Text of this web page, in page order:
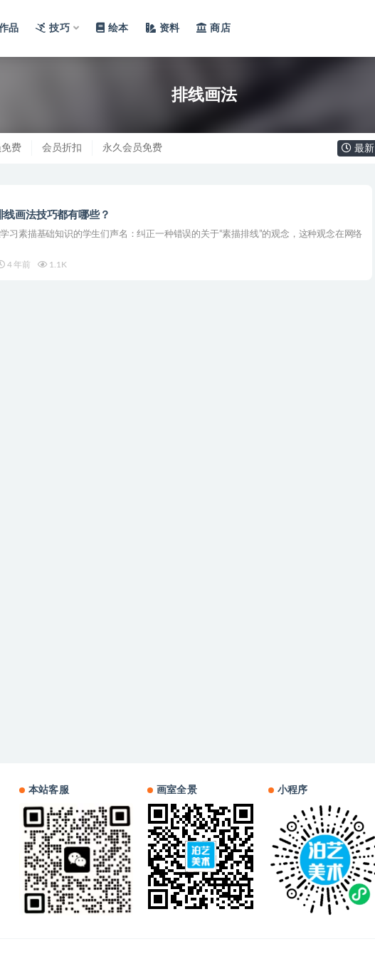
品 技巧 绘本 资料 商店
排线画法
费 会员折扣 永久会员免费 最新
线画法技巧都有哪些？
习素描基础知识的学生们声名：纠正一种错误的关于“素描排线”的观念，这种观念在网络
4 年前 1.1K
本站客服 画室全景 小程序